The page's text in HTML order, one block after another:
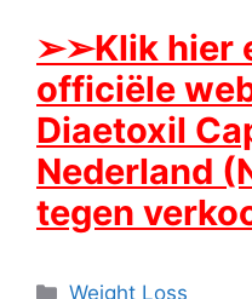
➢➢Klik hier
officiële
Diaetoxil
Nederland
tegen
Categories
Weight Loss